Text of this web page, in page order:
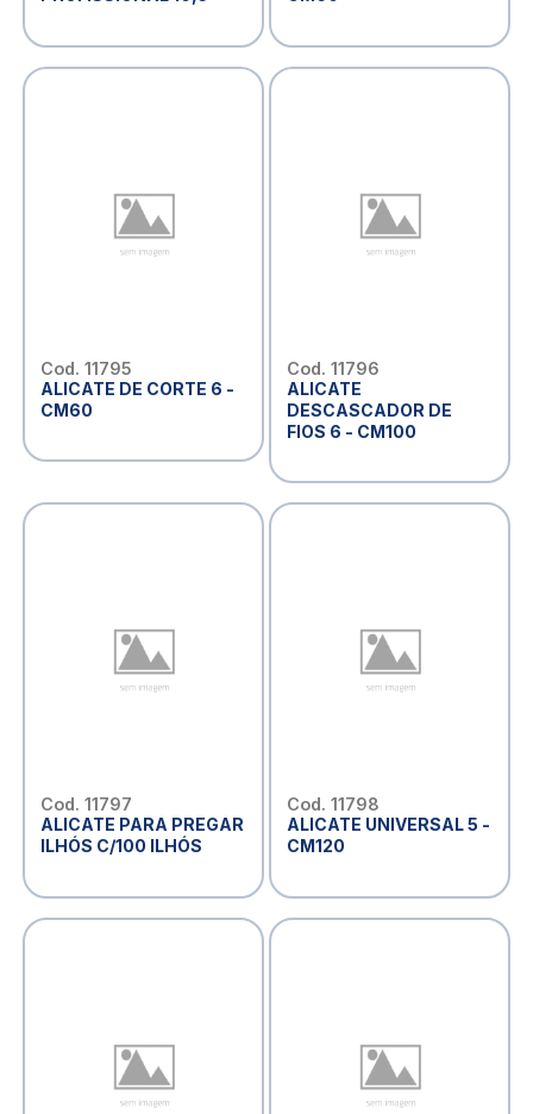
Cod. 11795
ALICATE DE CORTE 6 -
CM60
Cod. 11796
ALICATE
DESCASCADOR DE
FIOS 6 - CM100
Cod. 11797
ALICATE PARA PREGAR
ILHÓS C/100 ILHÓS
Cod. 11798
ALICATE UNIVERSAL 5 -
CM120